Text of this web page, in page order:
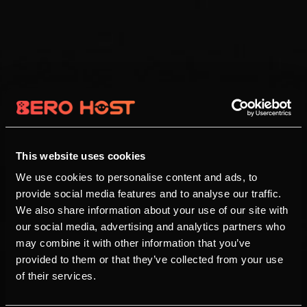
This website uses cookies
We use cookies to personalise content and ads, to
provide social media features and to analyse our traffic.
We also share information about your use of our site with
our social media, advertising and analytics partners who
may combine it with other information that you’ve
provided to them or that they’ve collected from your use
of their services.